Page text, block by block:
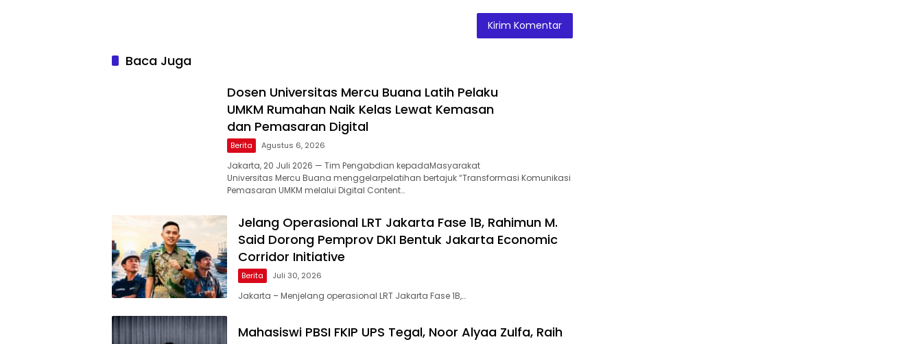
Baca Juga
Dosen Universitas Mercu Buana Latih Pelaku
UMKM Rumahan Naik Kelas Lewat Kemasan
dan Pemasaran Digital
Berita Agustus 6, 2026
Jakarta, 20 Juli 2026 — Tim Pengabdian kepadaMasyarakat
Universitas Mercu Buana menggelarpelatihan bertajuk “Transformasi Komunikasi
Pemasaran UMKM melalui Digital Content…
Jelang Operasional LRT Jakarta Fase 1B, Rahimun M.
Said Dorong Pemprov DKI Bentuk Jakarta Economic
Corridor Initiative
Berita Juli 30, 2026
Jakarta – Menjelang operasional LRT Jakarta Fase 1B,…
Mahasiswi PBSI FKIP UPS Tegal, Noor Alyaa Zulfa, Raih